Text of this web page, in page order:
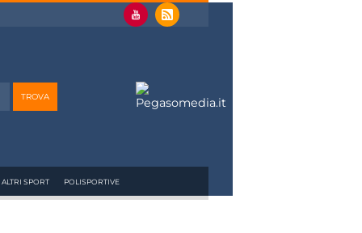
ALTRI SPORT POLISPORTIVE